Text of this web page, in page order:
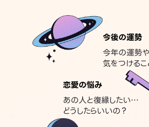
今後の運勢
今年の運勢や
気をつけるこ
恋愛の悩み
あの人と復縁したい…
どうしたらいいの？